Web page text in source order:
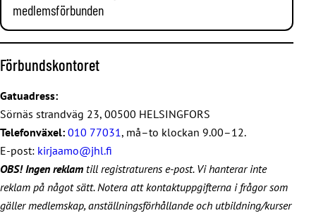
Det finns goda kollektivtrafikförbindelser till institutet och
bara ett begränsat antal parkeringsplatser för gäster.
Anmäl dig till receptionen när du kommer till institutet. Vid
medlemsförbunden
Gränssäkerhetsunionen
Till Gränssäkerhetsunionen hör cirka 1900 gräns- och
600 pensionärer som omfattas av medlemsförmånerna
eftersom de under sin aktiva yrkeskarriär hört till
Gränssäkerhetsunionens företrädarförbund
(Sjöbevakningsförbundet och Gränsbevakningsförbundet).
Det totala antalet medlemmar är cirka 2500.
Förbundskontoret
Gatuadress:
Sörnäs strandväg 23, 00500 HELSINGFORS
Telefonväxel: 010 77031 , må–to klockan 9.00–12.
E-post: kirjaamo@jhl.fi
OBS! Ingen reklam till registraturens e-post. Vi hanterar inte
reklam på något sätt. Notera att kontaktuppgifterna i frågor som
gäller medlemskap, anställningsförhållande och utbildning/kurser